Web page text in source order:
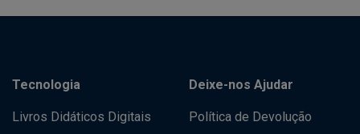
Tecnologia
Livros Didáticos Digitais
Deixe-nos Ajudar
Política de Devolução